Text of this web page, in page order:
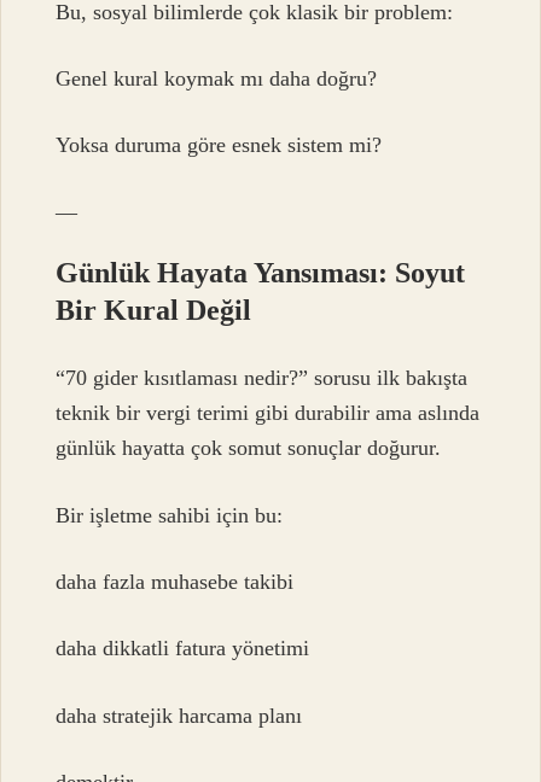
Bu, sosyal bilimlerde çok klasik bir problem:
Genel kural koymak mı daha doğru?
Yoksa duruma göre esnek sistem mi?
—
Günlük Hayata Yansıması: Soyut
Bir Kural Değil
“70 gider kısıtlaması nedir?” sorusu ilk bakışta
teknik bir vergi terimi gibi durabilir ama aslında
günlük hayatta çok somut sonuçlar doğurur.
Bir işletme sahibi için bu:
daha fazla muhasebe takibi
daha dikkatli fatura yönetimi
daha stratejik harcama planı